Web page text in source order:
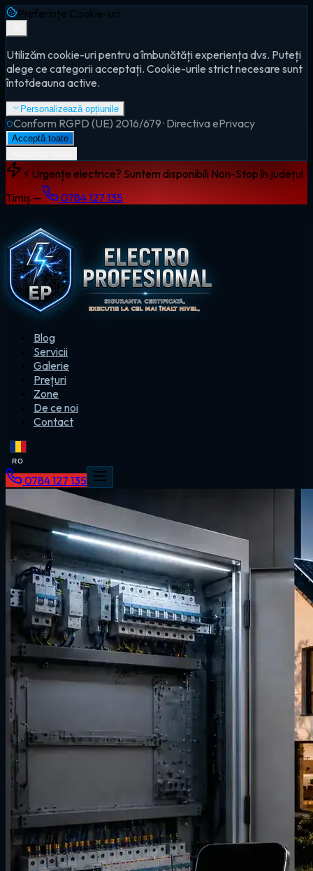
Preferințe Cookie-uri
Utilizăm cookie-uri pentru a îmbunătăți experiența dvs. Puteți
alege ce categorii acceptați. Cookie-urile strict necesare sunt
întotdeauna active.
Personalizează opțiunile
Conform RGPD (UE) 2016/679 · Directiva ePrivacy
Acceptă toate
⚡ Urgențe electrice? Suntem disponibili Non-Stop în județul
Timiș —
0784 127 135
Blog
Servicii
Galerie
Prețuri
Zone
De ce noi
Contact
RO
0784 127 135